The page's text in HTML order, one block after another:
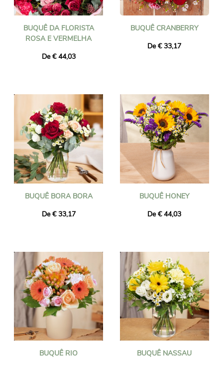
BUQUÊ DA FLORISTA
ROSA E VERMELHA
De € 44,03
BUQUÊ CRANBERRY
De € 33,17
BUQUÊ BORA BORA
De € 33,17
BUQUÊ HONEY
De € 44,03
BUQUÊ RIO
BUQUÊ NASSAU